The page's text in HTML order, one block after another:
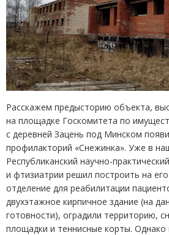
Расскажем предысторию объекта,
на площадке Госкомитета по
с деревней Зацень под Минском
профилакторий «Снежинка». Уже в
Республиканский научно-
и фтизиатрии решил построить на
отделение для реабилитации
двухэтажное кирпичное здание (на
готовности), оградили территорию,
площадки и теннисные корты. Однако